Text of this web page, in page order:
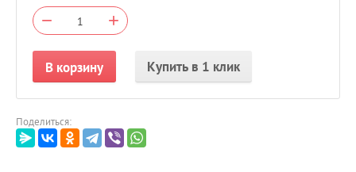
− +
В корзину Купить в 1 клик
Поделиться: